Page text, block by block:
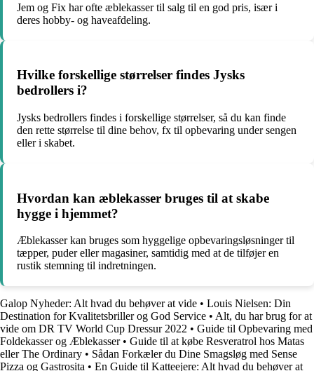
Jem og Fix har ofte æblekasser til salg til en god pris, især i
deres hobby- og haveafdeling.
Hvilke forskellige størrelser findes Jysks
bedrollers i?
Jysks bedrollers findes i forskellige størrelser, så du kan finde
den rette størrelse til dine behov, fx til opbevaring under sengen
eller i skabet.
Hvordan kan æblekasser bruges til at skabe
hygge i hjemmet?
Æblekasser kan bruges som hyggelige opbevaringsløsninger til
tæpper, puder eller magasiner, samtidig med at de tilføjer en
rustik stemning til indretningen.
Galop Nyheder: Alt hvad du behøver at vide • Louis Nielsen: Din
Destination for Kvalitetsbriller og God Service • Alt, du har brug for at
vide om DR TV World Cup Dressur 2022 • Guide til Opbevaring med
Foldekasser og Æblekasser• Guide til at købe Resveratrol hos Matas
eller The Ordinary • Sådan Forkæler du Dine Smagsløg med Sense
Pizza og Gastrosita • En Guide til Katteejere: Alt hvad du behøver at